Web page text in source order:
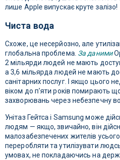
лише Apple випускає круте залізо!
Чиста вода
Схоже, це несерйозно, але
глобальна проблема. За даними
2 мільярди людей не мають
а 3,6 мільярда людей не мають
санітарних послуг. І якщо цього
віком до п'яти років помирають
захворювань через небезпечну
Унітаз Гейтса і Samsung може
людям — якщо, звичайно, він
малозабезпечених жителів
переробляти та утилізувати
умовах, не покладаючись на